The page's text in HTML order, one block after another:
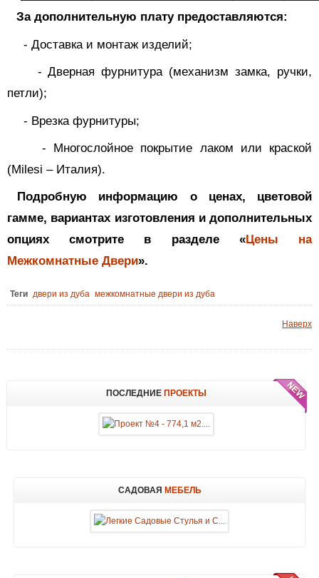
За дополнительную плату предоставляются:
- Доставка и монтаж изделий;
-Дверная фурнитура (механизм замка, ручки,
петли);
- Врезка фурнитуры;
- Многослойное покрытие лаком или краской
(Milesi – Италия).
Подробную информацию о ценах, цветовой
гамме, вариантах изготовления и дополнительных
опциях смотрите в разделе «Цены на
Межкомнатные Двери».
Теги двери из дуба межкомнатные двери из дуба
Наверх
ПОСЛЕДНИЕПРОЕКТЫ
САДОВАЯ МЕБЕЛЬ